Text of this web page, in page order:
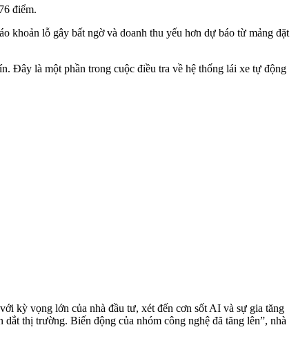
điểm.
khoản lỗ gây bất ngờ và doanh thu yếu hơn dự báo từ mảng đặt
Đây là một phần trong cuộc điều tra về hệ thống lái xe tự động
kỳ vọng lớn của nhà đầu tư, xét đến cơn sốt AI và sự gia tăng
thị trường. Biến động của nhóm công nghệ đã tăng lên”, nhà